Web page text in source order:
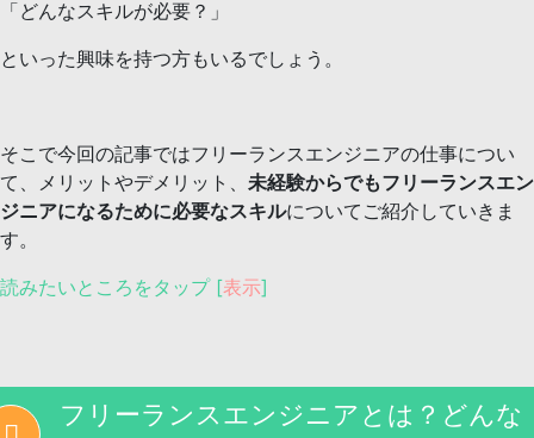
「どんなスキルが必要？」
といった興味を持つ方もいるでしょう。
そこで今回の記事ではフリーランスエンジニアの仕事につい
て、メリットやデメリット、 未経験からでもフリーランスエン
ジニアになるために必要なスキルについてご紹介していきま
す。
読みたいところをタップ [表示]
フリーランスエンジニアとは？どんな